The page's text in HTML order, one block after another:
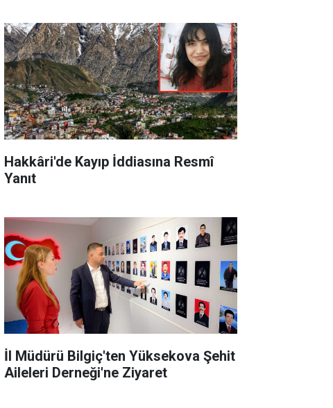
Hakkâri'de Kayıp İddiasına Resmî
Yanıt
İl Müdürü Bilgiç'ten Yüksekova Şehit
Aileleri Derneği'ne Ziyaret